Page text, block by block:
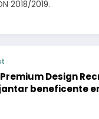
2018/2019.
Design
beneficente